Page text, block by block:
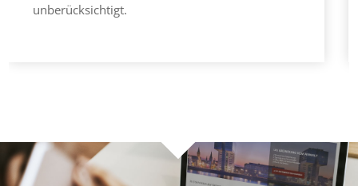
unberücksichtigt.